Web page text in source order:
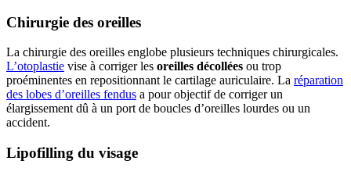
Chirurgie des oreilles
La chirurgie des oreilles englobe plusieurs techniques chirurgicales.
L’otoplastie vise à corriger les oreilles décollées ou trop
proéminentes en repositionnant le cartilage auriculaire. La réparation
des lobes d’oreilles fendus a pour objectif de corriger un
élargissement dû à un port de boucles d’oreilles lourdes ou un
accident.
Lipofilling du visage